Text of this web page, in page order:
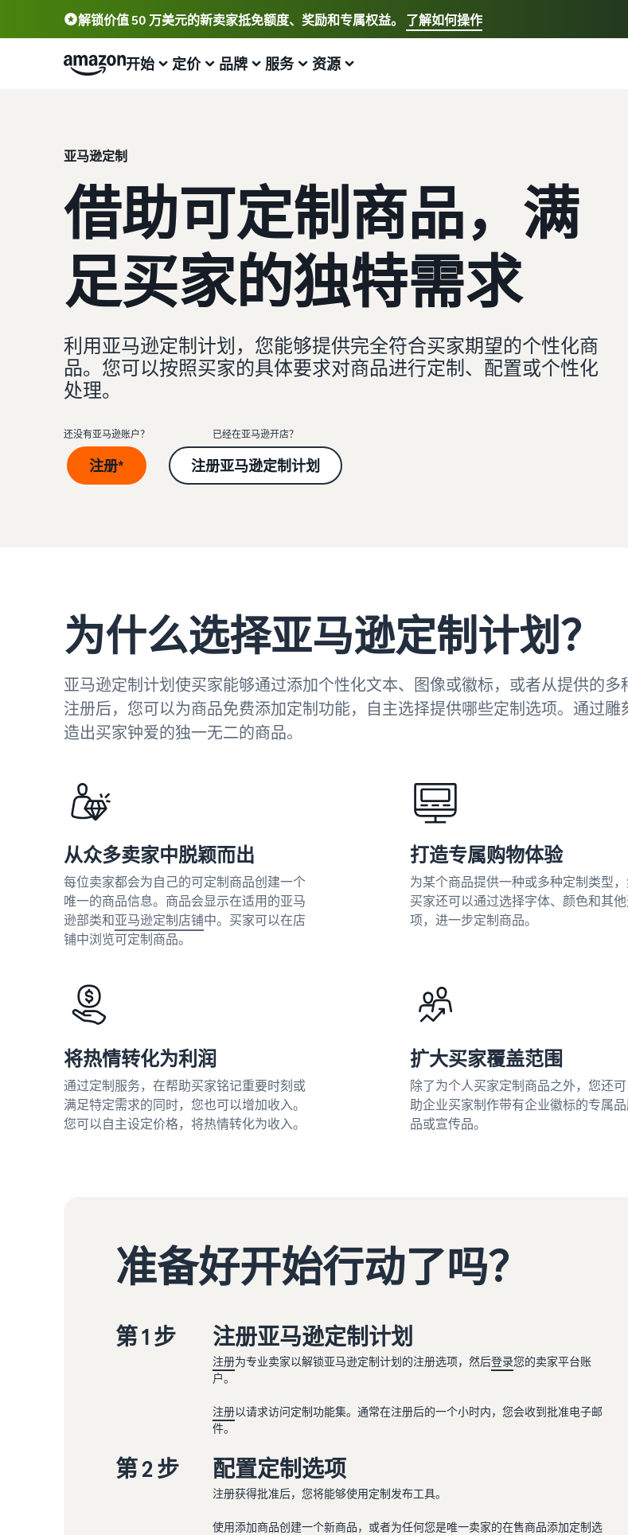
解锁价值 50 万美元的新卖家抵免额度、奖励和专属权益。 了解如何操作
选择您的首选语言
开始
了解如何销售
注册为卖家
查看卖家账户创建步骤
发布商品
了解如何匹配或创建商品信息
为商品定价
了解如何设置有竞争力的价格
配送买家订单
获得超过 $50,000 的新卖家入门大礼包
通过抵免额度、奖励和专属权益开始销售并节省成本
定价
标准销售费用
亚马逊物流 (FBA) 成本
获取此热门计划的费用明细
可选成本
了解可选亚马逊服务的费用
获取商品的预估金额
预览销售费用、配送成本和收入
品牌
加入品牌注册
创建有吸引力的商品信息
为您的商品添加 A+ 商品描述以提高销量
获取商品评论
通过 Amazon Vine 获得高质量的评论
解锁品牌分析
通过品牌分析获取可操作的绩效数据
创建品牌旗舰店
验证商品
通过 Transparency 服务确保买家收到正品
服务
亚马逊物流 (FBA)
卖家自配送 (FBM)
进行更快、更便宜、更准确的配送
推广
在亚马逊商城内外吸引更多买家
销售 B2B
与企业买家建立联系
全球开店
查找应用和服务提供商
查找软件和服务提供商
资源
卖家大学
博客
获取有关在亚马逊商城中销售商品的电子商务提示和见解
如何在线销售
简要了解电子商务业务的经营事宜
什么是直运？
了解如何外包处理和配送
如何销售新商品
如何在网上开店
获得创建电子商务店铺的技巧
亚马逊定制
借助可定制商品，满
足买家的独特需求
利用亚马逊定制计划，您能够提供完全符合买家期望的个性化商
品。您可以按照买家的具体要求对商品进行定制、配置或个性化
处理。
还没有亚马逊账户？
注册*
已经在亚马逊开店？
注册亚马逊定制计划
为什么选择亚马逊定制计划？
亚马逊定制计划使买家能够通过添加个性化文本、图像或徽标，或者从提供的多
注册后，您可以为商品免费添加定制功能，自主选择提供哪些定制选项。通过雕
造出买家钟爱的独一无二的商品。
从众多卖家中脱颖而出
每位卖家都会为自己的可定制商品创建一个
唯一的商品信息。商品会显示在适用的亚马
逊部类和亚马逊定制店铺中。买家可以在店
铺中浏览可定制商品。
打造专属购物体验
为某个商品提供一种或多种定制类型
买家还可以通过选择字体、颜色和其
项，进一步定制商品。
将热情转化为利润
通过定制服务，在帮助买家铭记重要时刻或
满足特定需求的同时，您也可以增加收入。
您可以自主设定价格，将热情转化为收入。
扩大买家覆盖范围
除了为个人买家定制商品之外，您还
助企业买家制作带有企业徽标的专属
品或宣传品。
准备好开始行动了吗？
第 1 步 注册亚马逊定制计划
注册为专业卖家以解锁亚马逊定制计划的注册选项，然后登录您的卖家平台账
户。
注册以请求访问定制功能集。通常在注册后的一个小时内，您会收到批准电子邮
件。
第 2 步 配置定制选项
注册获得批准后，您将能够使用定制发布工具。
使用添加商品创建一个新商品，或者为任何您是唯一卖家的在售商品添加定制选